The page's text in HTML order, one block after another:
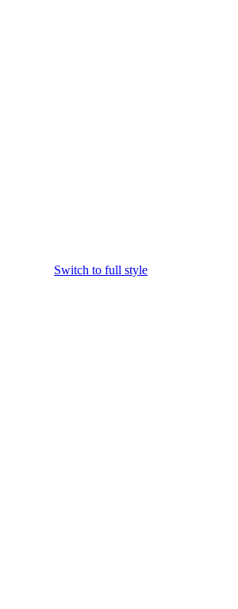
Switch to full style